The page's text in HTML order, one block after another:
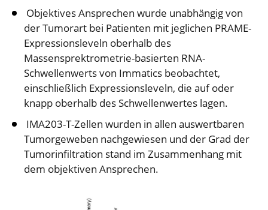
Objektives Ansprechen wurde unabhängig von
der Tumorart bei Patienten mit jeglichen PRAME-
Expressionsleveln oberhalb des
Massensprektrometrie-basierten RNA-
Schwellenwerts von Immatics beobachtet,
einschließlich Expressionsleveln, die auf oder
knapp oberhalb des Schwellenwertes lagen.
IMA203-T-Zellen wurden in allen auswertbaren
Tumorgeweben nachgewiesen und der Grad der
Tumorinfiltration stand im Zusammenhang mit
dem objektiven Ansprechen.